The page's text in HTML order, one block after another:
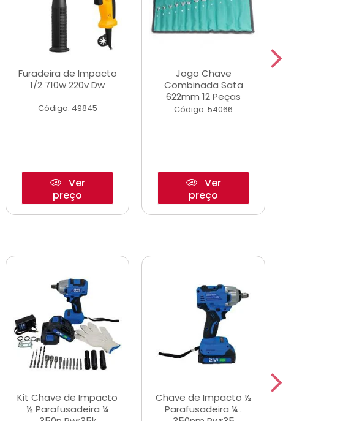
Furadeira de Impacto
1/2 710w 220v Dw
Código: 49845
Ver
preço
Jogo Chave
Combinada Sata
622mm 12 Peças
Código: 54066
Ver
preço
Kit Chave de Impacto
½ Parafusadeira ¼
Chave de Impacto ½
Parafusadeira ¼ .